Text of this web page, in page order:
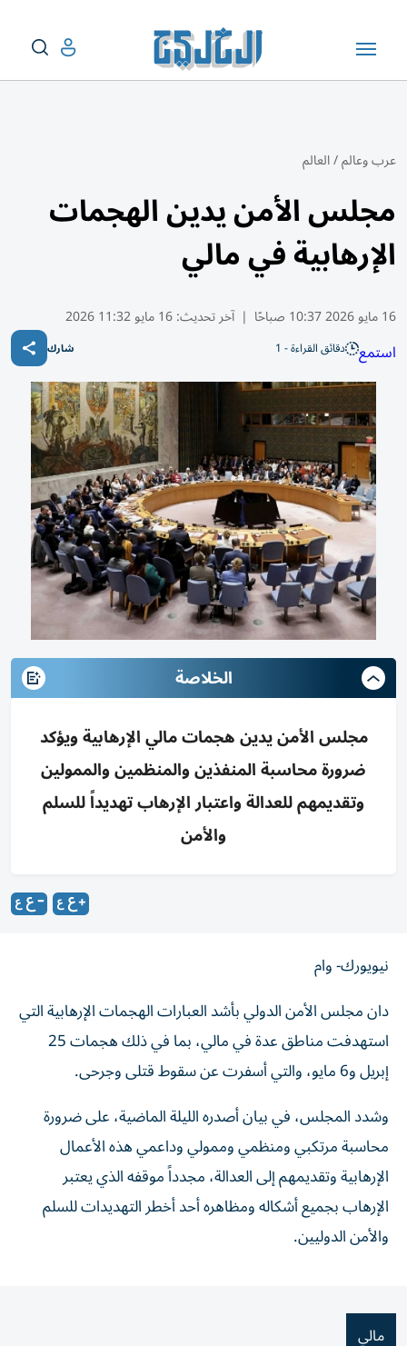
عرب وعالم/العالم
مجلس الأمن يدين الهجمات
الإرهابية في مالي
16 مايو 2026 10:37 صباحًا | آخر تحديث:16 مايو 11:32 2026
استمع دقائق القراءة - 1 شارك
الخلاصة
مجلس الأمن يدين هجمات مالي الإرهابية ويؤكد
ضرورة محاسبة المنفذين والمنظمين والممولين
وتقديمهم للعدالة واعتبار الإرهاب تهديداً للسلم
والأمن
نيويورك- وام
دان مجلس الأمن الدولي بأشد العبارات الهجمات الإرهابية التي
استهدفت مناطق عدة في مالي، بما في ذلك هجمات 25
إبريل و6 مايو، والتي أسفرت عن سقوط قتلى وجرحى.
وشدد المجلس، في بيان أصدره الليلة الماضية، على ضرورة
محاسبة مرتكبي ومنظمي وممولي وداعمي هذه الأعمال
الإرهابية وتقديمهم إلى العدالة، مجدداً موقفه الذي يعتبر
الإرهاب بجميع أشكاله ومظاهره أحد أخطر التهديدات للسلم
والأمن الدوليين.
مالي